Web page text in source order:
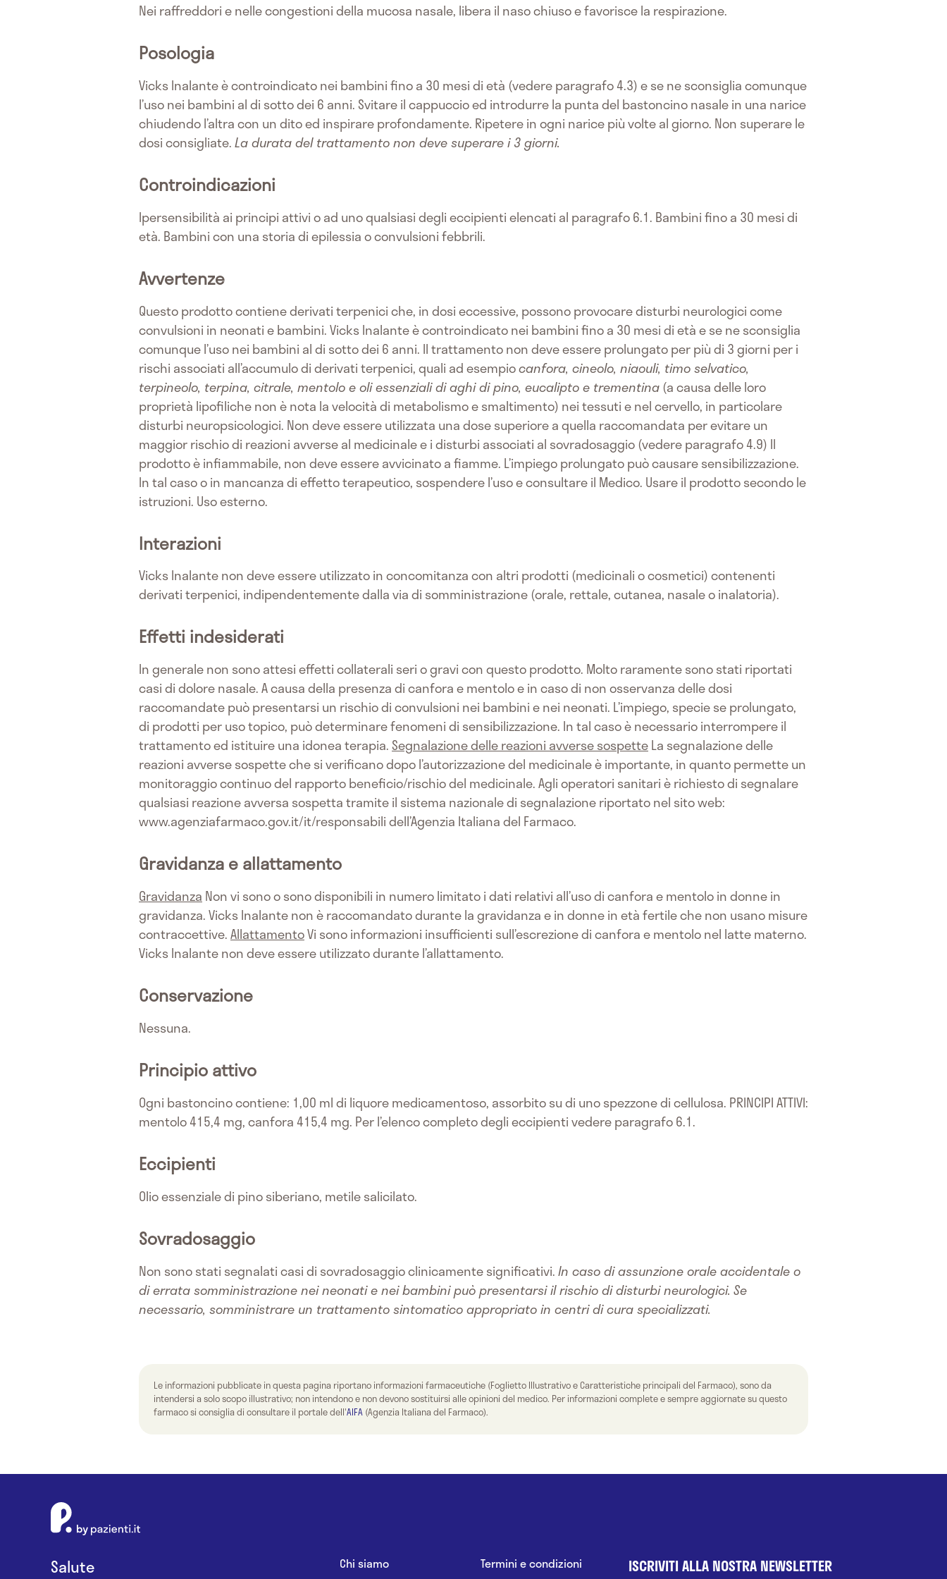
Nei raffreddori e nelle congestioni della mucosa nasale, libera il naso chiuso e favorisce la respirazione.
Posologia
Vicks Inalante è controindicato nei bambini fino a 30 mesi di età (vedere paragrafo 4.3) e se ne sconsiglia comunque
l’uso nei bambini al di sotto dei 6 anni. Svitare il cappuccio ed introdurre la punta del bastoncino nasale in una narice
chiudendo l’altra con un dito ed inspirare profondamente. Ripetere in ogni narice più volte al giorno. Non superare le
dosi consigliate.La durata del trattamento non deve superare i 3 giorni.
Controindicazioni
Ipersensibilità ai principi attivi o ad uno qualsiasi degli eccipienti elencati al paragrafo 6.1. Bambini fino a 30 mesi di
età. Bambini con una storia di epilessia o convulsioni febbrili.
Avvertenze
Questo prodotto contiene derivati terpenici che, in dosi eccessive, possono provocare disturbi neurologici come
convulsioni in neonati e bambini. Vicks Inalante è controindicato nei bambini fino a 30 mesi di età e se ne sconsiglia
comunque l’uso nei bambini al di sotto dei 6 anni. Il trattamento non deve essere prolungato per più di 3 giorni per i
rischi associati all’accumulo di derivati terpenici, quali ad esempiocanfora, cineolo, niaouli, timo selvatico,
terpineolo, terpina, citrale, mentolo e oli essenziali di aghi di pino, eucalipto e trementina(a causa delle loro
proprietà lipofiliche non è nota la velocità di metabolismo e smaltimento) nei tessuti e nel cervello, in particolare
disturbi neuropsicologici. Non deve essere utilizzata una dose superiore a quella raccomandata per evitare un
maggior rischio di reazioni avverse al medicinale e i disturbi associati al sovradosaggio (vedere paragrafo 4.9) Il
prodotto è infiammabile, non deve essere avvicinato a fiamme. L’impiego prolungato può causare sensibilizzazione.
In tal caso o in mancanza di effetto terapeutico, sospendere l’uso e consultare il Medico. Usare il prodotto secondo le
istruzioni. Uso esterno.
Interazioni
Vicks Inalante non deve essere utilizzato in concomitanza con altri prodotti (medicinali o cosmetici) contenenti
derivati terpenici, indipendentemente dalla via di somministrazione (orale, rettale, cutanea, nasale o inalatoria).
Effetti indesiderati
In generale non sono attesi effetti collaterali seri o gravi con questo prodotto. Molto raramente sono stati riportati
casi di dolore nasale. A causa della presenza di canfora e mentolo e in caso di non osservanza delle dosi
raccomandate può presentarsi un rischio di convulsioni nei bambini e nei neonati. L’impiego, specie se prolungato,
di prodotti per uso topico, può determinare fenomeni di sensibilizzazione. In tal caso è necessario interrompere il
trattamento ed istituire una idonea terapia. Segnalazione delle reazioni avverse sospetteLa segnalazione delle
reazioni avverse sospette che si verificano dopo l’autorizzazione del medicinale è importante, in quanto permette un
monitoraggio continuo del rapporto beneficio/rischio del medicinale. Agli operatori sanitari è richiesto di segnalare
qualsiasi reazione avversa sospetta tramite il sistema nazionale di segnalazione riportato nel sito web:
www.agenziafarmaco.gov.it/it/responsabili dell’Agenzia Italiana del Farmaco.
Gravidanza e allattamento
Gravidanza Non vi sono o sono disponibili in numero limitato i dati relativi all’uso di canfora e mentolo in donne in
gravidanza. Vicks Inalante non è raccomandato durante la gravidanza e in donne in età fertile che non usano misure
contraccettive.AllattamentoVi sono informazioni insufficienti sull’escrezione di canfora e mentolo nel latte materno.
Vicks Inalante non deve essere utilizzato durante l’allattamento.
Conservazione
Nessuna.
Principio attivo
Ogni bastoncino contiene: 1,00 ml di liquore medicamentoso, assorbito su di uno spezzone di cellulosa. PRINCIPI ATTIVI:
mentolo 415,4 mg, canfora 415,4 mg. Per l’elenco completo degli eccipienti vedere paragrafo 6.1.
Eccipienti
Olio essenziale di pino siberiano, metile salicilato.
Sovradosaggio
Non sono stati segnalati casi di sovradosaggio clinicamente significativi.In caso di assunzione orale accidentale o
di errata somministrazione nei neonati e nei bambini può presentarsi il rischio di disturbi neurologici. Se
necessario, somministrare un trattamento sintomatico appropriato in centri di cura specializzati.
Le informazioni pubblicate in questa pagina riportano informazioni farmaceutiche (Foglietto Illustrativo e Caratteristiche principali del Farmaco), sono da
intendersi a solo scopo illustrativo; non intendono e non devono sostituirsi alle opinioni del medico. Per informazioni complete e sempre aggiornate su questo
farmaco si consiglia di consultare il portale dell'AIFA (Agenzia Italiana del Farmaco).
Salute
Chi siamo
Termini e condizioni
ISCRIVITI ALLA NOSTRA NEWSLETTER